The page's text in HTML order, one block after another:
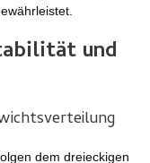
und
dem dreieckigen